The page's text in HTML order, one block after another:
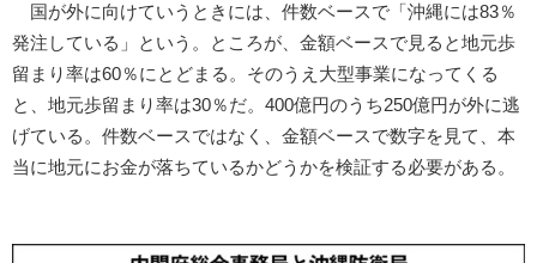
国が外に向けていうときには、件数ベースで「沖縄には83％
発注している」という。ところが、金額ベースで見ると地元歩
留まり率は60％にとどまる。そのうえ大型事業になってくる
と、地元歩留まり率は30％だ。400億円のうち250億円が外に逃
げている。件数ベースではなく、金額ベースで数字を見て、本
当に地元にお金が落ちているかどうかを検証する必要がある。